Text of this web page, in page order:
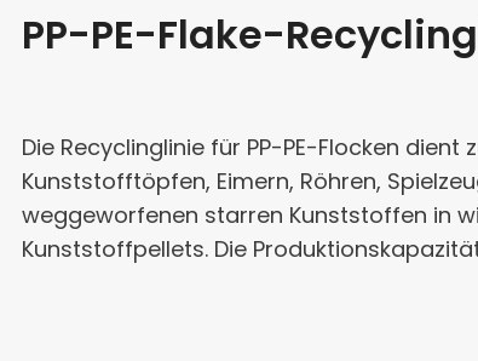
PP-PE-Flake-
Die Recyclinglinie für PP-PE-Flocken dient
Kunststofftöpfen, Eimern, Röhren,
weggeworfenen starren Kunststoffen in
Kunststoffpellets. Die